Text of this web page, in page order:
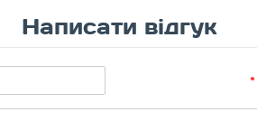
Написати відгук